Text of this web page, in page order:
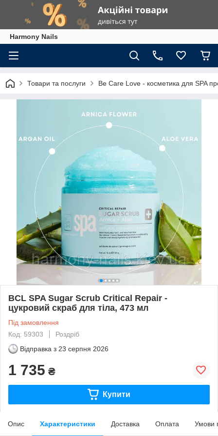
Harmony Nails
Товари та послуги Be Care Love - косметика для SPA
BCL SPA Sugar Scrub Critical Repair -
цукровий скраб для тіла, 473 мл
Під замовлення
Код: 59303
Роздріб
Відправка з 23 серпня 2026
1 735 ₴
Купити
Опис Характеристики Доставка Оплата Умови